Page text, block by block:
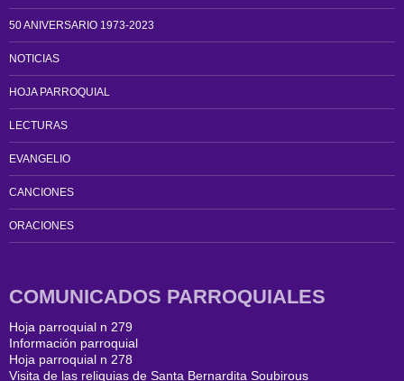
50 ANIVERSARIO 1973-2023
NOTICIAS
HOJA PARROQUIAL
LECTURAS
EVANGELIO
CANCIONES
ORACIONES
COMUNICADOS PARROQUIALES
Hoja parroquial n 279
Información parroquial
Hoja parroquial n 278
Visita de las reliquias de Santa Bernardita Soubirous